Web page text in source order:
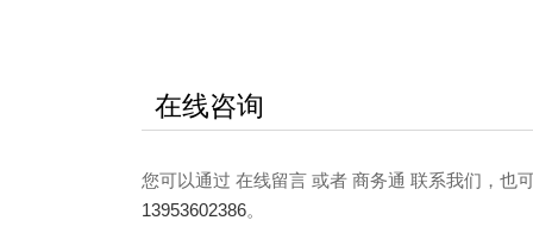
在线咨询
您可以通过 在线留言 或者 商务通 联系我们，也
13953602386。